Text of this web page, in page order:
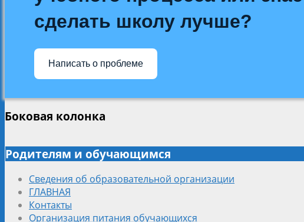
сделать школу лучше?
Написать о проблеме
Боковая колонка
Родителям и обучающимся
Сведения об образовательной организации
ГЛАВНАЯ
Контакты
Организация питания обучающихся